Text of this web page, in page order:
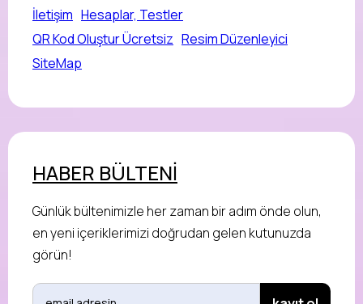
İletişim Hesaplar, Testler
QR Kod Oluştur Ücretsiz Resim Düzenleyici
SiteMap
HABER BÜLTENİ
Günlük bültenimizle her zaman bir adım önde olun,
en yeni içeriklerimizi doğrudan gelen kutunuzda
görün!